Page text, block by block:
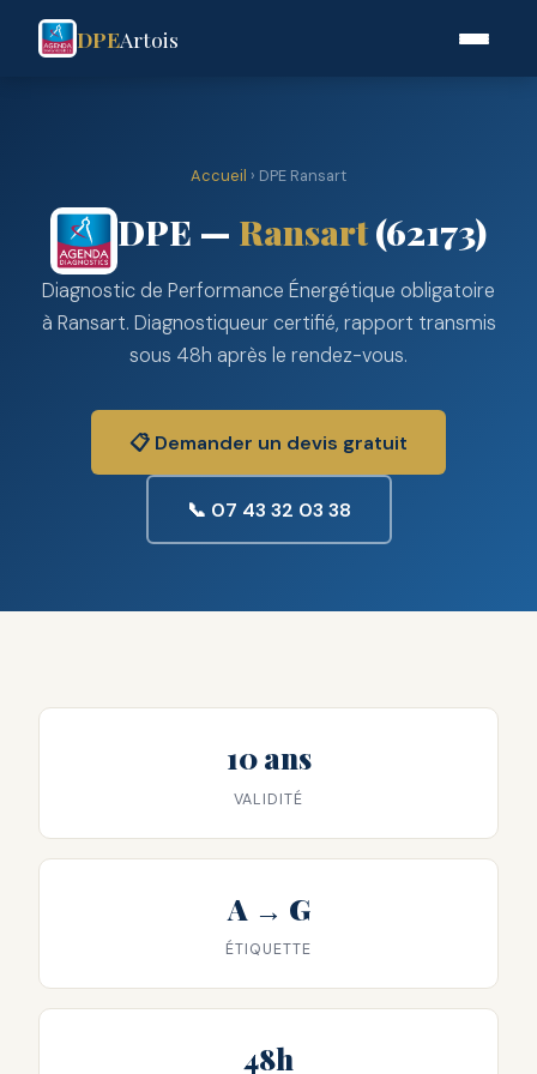
DPEArtois
Accueil › DPE Ransart
DPE — Ransart(62173)
Diagnostic de Performance Énergétique obligatoire
à Ransart. Diagnostiqueur certifié, rapport transmis
sous 48h après le rendez-vous.
📋 Demander un devis gratuit
📞 07 43 32 03 38
10 ans
VALIDITÉ
A → G
ÉTIQUETTE
48h